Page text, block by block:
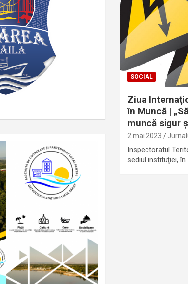
SOCIAL
Ziua
în Muncă |
muncă sigur
2 mai 2023
Inspectoratul
sediul instituţiei, în